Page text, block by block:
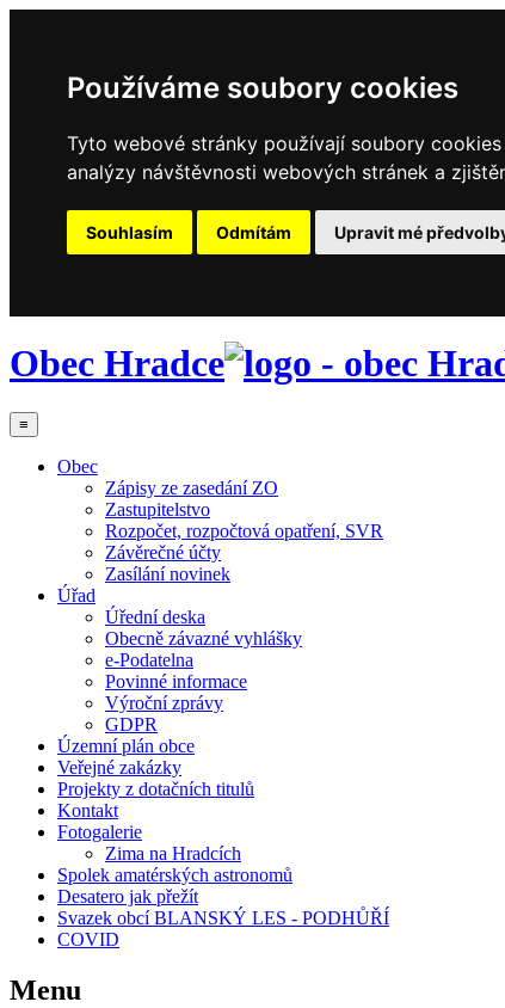
Používáme soubory cookies
Tyto webové stránky používají soubory
analýzy návštěvnosti webových stránek a
Souhlasím Odmítám Upravit mé
Obec Hradce
≡
Obec
Zápisy ze zasedání ZO
Zastupitelstvo
Rozpočet, rozpočtová opatření, SVR
Závěrečné účty
Zasílání novinek
Úřad
Úřední deska
Obecně závazné vyhlášky
e-Podatelna
Povinné informace
Výroční zprávy
GDPR
Územní plán obce
Veřejné zakázky
Projekty z dotačních titulů
Kontakt
Fotogalerie
Zima na Hradcích
Spolek amatérských astronomů
Desatero jak přežít
Svazek obcí BLANSKÝ LES - PODHŮŘÍ
COVID
Menu